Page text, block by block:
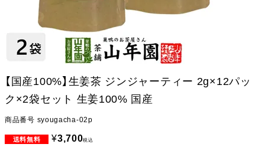
【国産100%】生姜茶 ジンジャーティー 2g×12パッ
ク×2袋セット 生姜100% 国産
商品番号 syougacha-02p
¥3,700税込